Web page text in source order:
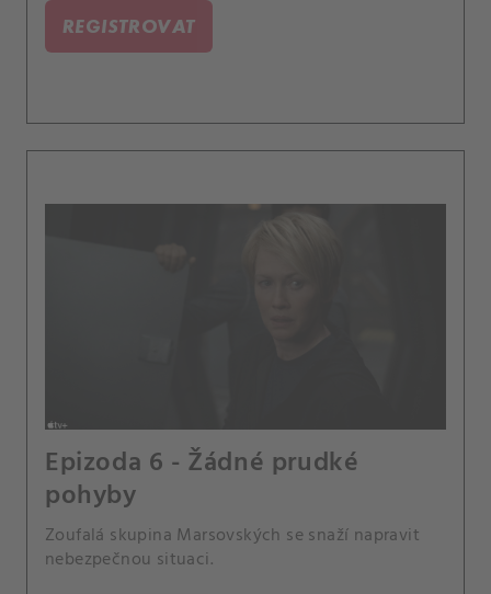
REGISTROVAT
Epizoda 6 - Žádné prudké
pohyby
Zoufalá skupina Marsovských se snaží napravit
nebezpečnou situaci.